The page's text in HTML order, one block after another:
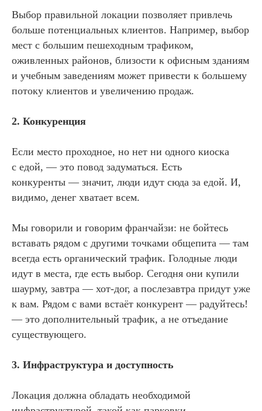
Выбор правильной локации позволяет привлечь
больше потенциальных клиентов. Например, выбор
мест с большим пешеходным трафиком,
оживленных районов, близости к офисным зданиям
и учебным заведениям может привести к большему
потоку клиентов и увеличению продаж.
2. Конкуренция
Если место проходное, но нет ни одного киоска
с едой, — это повод задуматься. Есть
конкуренты — значит, люди идут сюда за едой. И,
видимо, денег хватает всем.
Мы говорили и говорим франчайзи: не бойтесь
вставать рядом с другими точками общепита — там
всегда есть органический трафик. Голодные люди
идут в места, где есть выбор. Сегодня они купили
шаурму, завтра — хот-дог, а послезавтра придут уже
к вам. Рядом с вами встаёт конкурент — радуйтесь!
— это дополнительный трафик, а не отъедание
существующего.
3. Инфраструктура и доступность
Локация должна обладать необходимой